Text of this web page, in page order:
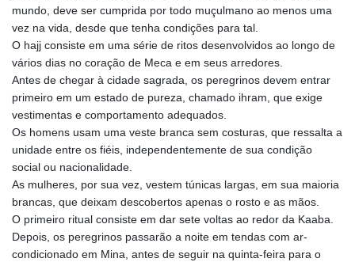
KRW
KWD 0.30866
KYD 0.830861
KZT 467.275008
LAK
LBP
89282.792025
LRD 179.959348
LSL 16.197552
LTL 2.95274
LVL 0.60489
LYD 6.341738
mundo, deve ser cumprida por todo muçulmano ao menos uma
vez na vida, desde que tenha condições para tal.
O hajj consiste em uma série de ritos desenvolvidos ao longo de
vários dias no coração de Meca e em seus arredores.
Antes de chegar à cidade sagrada, os peregrinos devem entrar
primeiro em um estado de pureza, chamado ihram, que exige
vestimentas e comportamento adequados.
Os homens usam uma veste branca sem costuras, que ressalta a
unidade entre os fiéis, independentemente de sua condição
social ou nacionalidade.
As mulheres, por sua vez, vestem túnicas largas, em sua maioria
brancas, que deixam descobertos apenas o rosto e as mãos.
O primeiro ritual consiste em dar sete voltas ao redor da Kaaba.
Depois, os peregrinos passarão a noite em tendas com ar-
condicionado em Mina, antes de seguir na quinta-feira para o